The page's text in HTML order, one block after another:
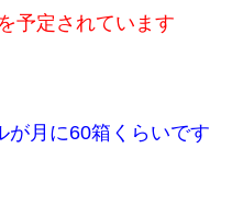
予定されています
が月に60箱くらいです